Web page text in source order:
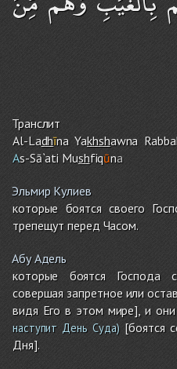
Транслит
Al-Ladhīna Yakhshawna
As-Sā`ati Mushfiqūna
Эльмир Кулиев
которые боятся своего
трепещут перед Часом.
Абу Адель
которые боятся Господа
совершая запретное или
видя Его в этом мире], и
наступит День Суда)[боятся
Дня].